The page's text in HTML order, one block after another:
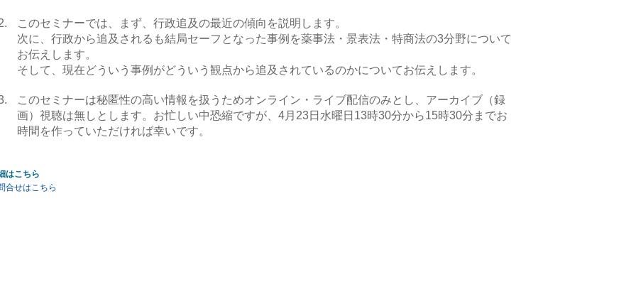
このセミナーでは、まず、行政追及の最近の傾向を説明します。
次に、行政から追及されるも結局セーフとなった事例を薬事法・景表法・特商法の3分野について
お伝えします。
そして、現在どういう事例がどういう観点から追及されているのかについてお伝えします。
このセミナーは秘匿性の高い情報を扱うためオンライン・ライブ配信のみとし、アーカイブ（録
画）視聴は無しとします。お忙しい中恐縮ですが、4月23日水曜日13時30分から15時30分までお
時間を作っていただければ幸いです。
はこちら
合せはこちら